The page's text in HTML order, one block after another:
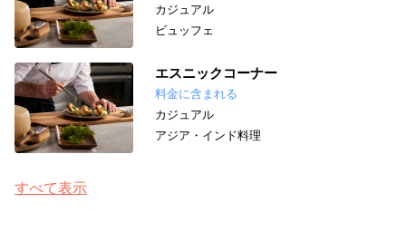
カジュアル
ビュッフェ
エスニックコーナー
料金に含まれる
カジュアル
アジア・インド料理
すべて表示